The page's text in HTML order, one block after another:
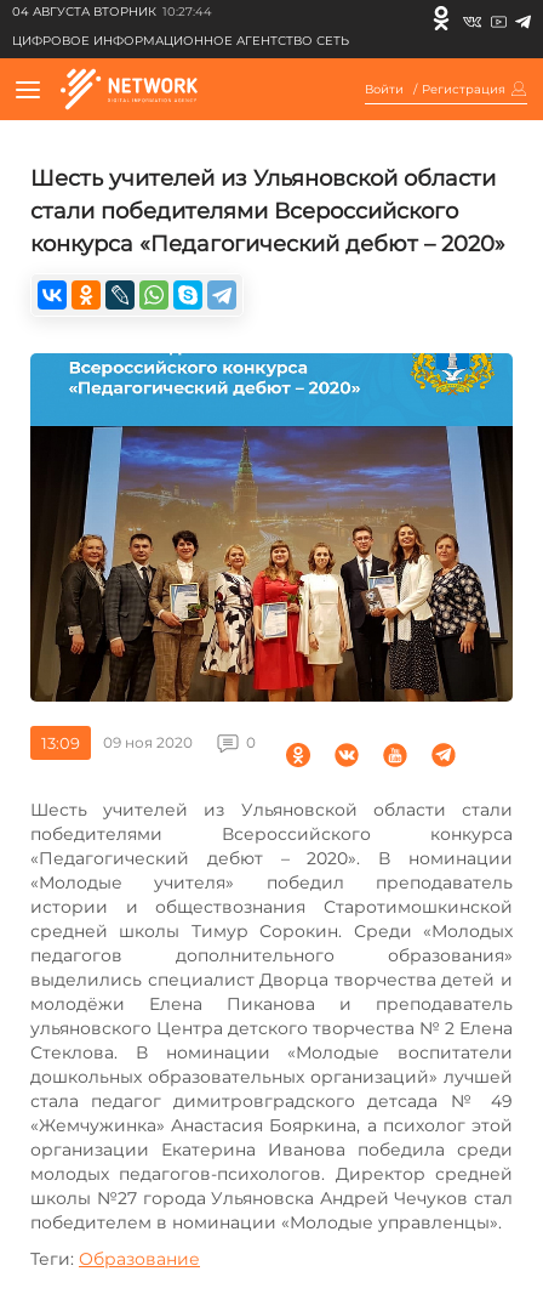
04 АВГУСТА ВТОРНИК 10:27:44
ЦИФРОВОЕ ИНФОРМАЦИОННОЕ АГЕНТСТВО СЕТЬ
Войти / Регистрация
Шесть учителей из Ульяновской области
стали победителями Всероссийского
конкурса «Педагогический дебют – 2020»
13:09 09 ноя 2020 0
Шесть учителей из Ульяновской области стали
победителями Всероссийского конкурса
«Педагогический дебют – 2020». В номинации
«Молодые учителя» победил преподаватель
истории и обществознания Старотимошкинской
средней школы Тимур Сорокин. Среди «Молодых
педагогов дополнительного образования»
выделились специалист Дворца творчества детей и
молодёжи Елена Пиканова и преподаватель
ульяновского Центра детского творчества № 2 Елена
Стеклова. В номинации «Молодые воспитатели
дошкольных образовательных организаций» лучшей
стала педагог димитровградского детсада № 49
«Жемчужинка» Анастасия Бояркина, а психолог этой
организации Екатерина Иванова победила среди
молодых педагогов-психологов. Директор средней
школы №27 города Ульяновска Андрей Чечуков стал
победителем в номинации «Молодые управленцы».
Теги: Образование